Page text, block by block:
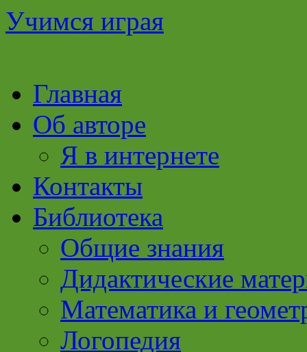
Учимся играя
Перейти
содержимому
Главная
Об авторе
Я в интернете
Контакты
Библиотека
Общие знания
Дидактические
Математика и
Логопедия